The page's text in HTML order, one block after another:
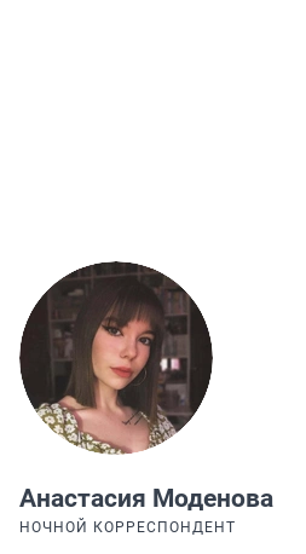
Анастасия Моденова
НОЧНОЙ КОРРЕСПОНДЕНТ